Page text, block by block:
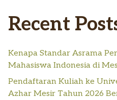
Recent
Kenapa Standar Asrama
Mahasiswa Indonesia di
Pendaftaran Kuliah ke
Azhar Mesir Tahun 2026